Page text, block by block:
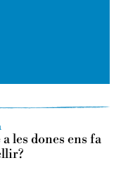
a les dones ens fa